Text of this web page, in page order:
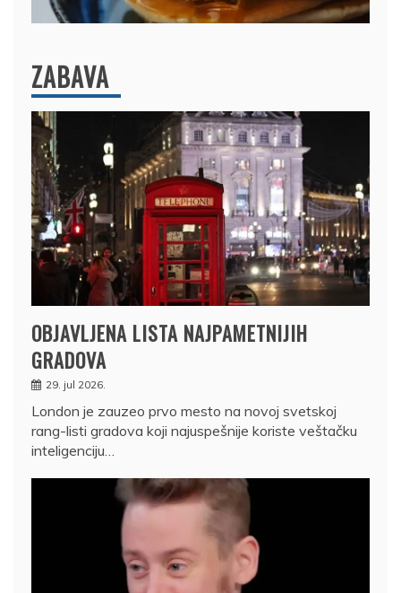
ZABAVA
OBJAVLJENA LISTA NAJPAMETNIJIH
GRADOVA
29. jul 2026.
London je zauzeo prvo mesto na novoj svetskoj
rang-listi gradova koji najuspešnije koriste veštačku
inteligenciju…